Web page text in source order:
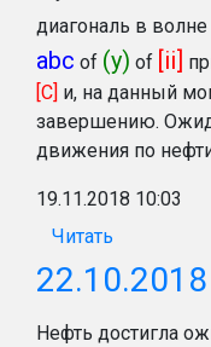
диагональ в волне
abc of (y) of [ii]
[C] и, на данный
завершению.
движения по
19.11.2018 10:03
Читать
22.10.2018
Нефть достигла